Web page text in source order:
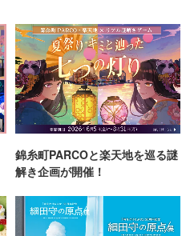
錦糸町PARCOと楽天地を巡る謎
解き企画が開催！